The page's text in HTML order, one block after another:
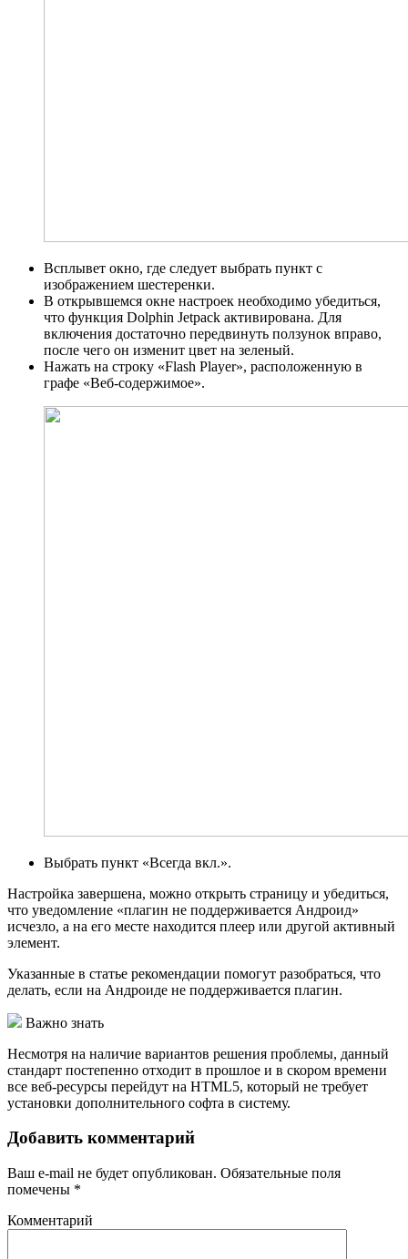
Всплывет окно, где следует выбрать пункт с
изображением шестеренки.
В открывшемся окне настроек необходимо убедиться,
что функция Dolphin Jetpack активирована. Для
включения достаточно передвинуть ползунок вправо,
после чего он изменит цвет на зеленый.
Нажать на строку «Flash Player», расположенную в
графе «Веб-содержимое».
Выбрать пункт «Всегда вкл.».
Настройка завершена, можно открыть страницу и убедиться,
что уведомление «плагин не поддерживается Андроид»
исчезло, а на его месте находится плеер или другой активный
элемент.
Указанные в статье рекомендации помогут разобраться, что
делать, если на Андроиде не поддерживается плагин.
Важно знать
Несмотря на наличие вариантов решения проблемы, данный
стандарт постепенно отходит в прошлое и в скором времени
все веб-ресурсы перейдут на HTML5, который не требует
установки дополнительного софта в систему.
Добавить комментарий
Ваш e-mail не будет опубликован. Обязательные поля
помечены *
Комментарий